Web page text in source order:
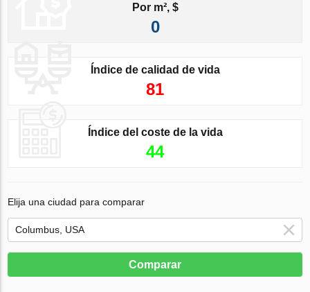
Por m², $
0
Índice de calidad de vida
81
Índice del coste de la vida
44
Elija una ciudad para comparar
Comparar